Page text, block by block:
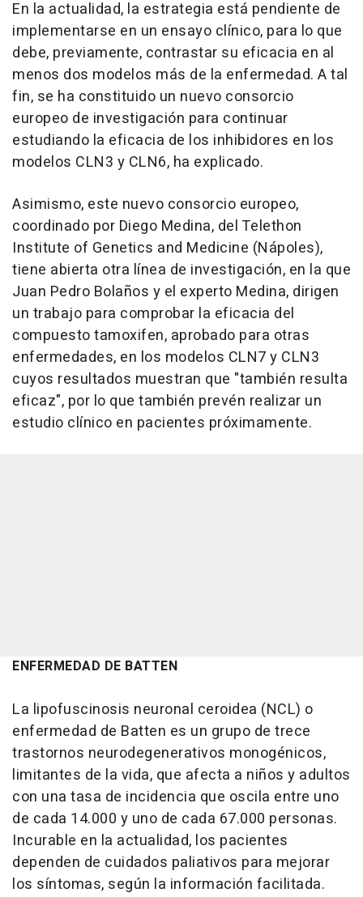
En la actualidad, la estrategia está pendiente de
implementarse en un ensayo clínico, para lo que
debe, previamente, contrastar su eficacia en al
menos dos modelos más de la enfermedad. A tal
fin, se ha constituido un nuevo consorcio
europeo de investigación para continuar
estudiando la eficacia de los inhibidores en los
modelos CLN3 y CLN6, ha explicado.
Asimismo, este nuevo consorcio europeo,
coordinado por Diego Medina, del Telethon
Institute of Genetics and Medicine (Nápoles),
tiene abierta otra línea de investigación, en la que
Juan Pedro Bolaños y el experto Medina, dirigen
un trabajo para comprobar la eficacia del
compuesto tamoxifen, aprobado para otras
enfermedades, en los modelos CLN7 y CLN3
cuyos resultados muestran que "también resulta
eficaz", por lo que también prevén realizar un
estudio clínico en pacientes próximamente.
ENFERMEDAD DE BATTEN
La lipofuscinosis neuronal ceroidea (NCL) o
enfermedad de Batten es un grupo de trece
trastornos neurodegenerativos monogénicos,
limitantes de la vida, que afecta a niños y adultos
con una tasa de incidencia que oscila entre uno
de cada 14.000 y uno de cada 67.000 personas.
Incurable en la actualidad, los pacientes
dependen de cuidados paliativos para mejorar
los síntomas, según la información facilitada.